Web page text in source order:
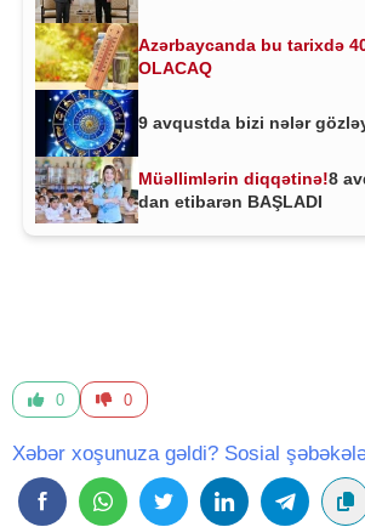
Azərbaycanda bu tarixdə
OLACAQ
9 avqustda bizi nələr
Müəllimlərin diqqətinə!8
dan etibarən BAŞLADI
0 0
Xəbər xoşunuza gəldi? Sosial